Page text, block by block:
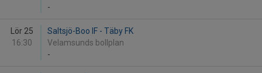
-
Lör 25
16:30
Saltsjö-Boo IF - Täby FK
Velamsunds bollplan
-